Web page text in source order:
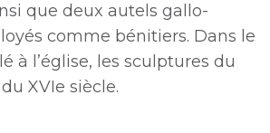
que deux autels gallo-
comme bénitiers. Dans le
à l’église, les sculptures du
XVIe siècle.